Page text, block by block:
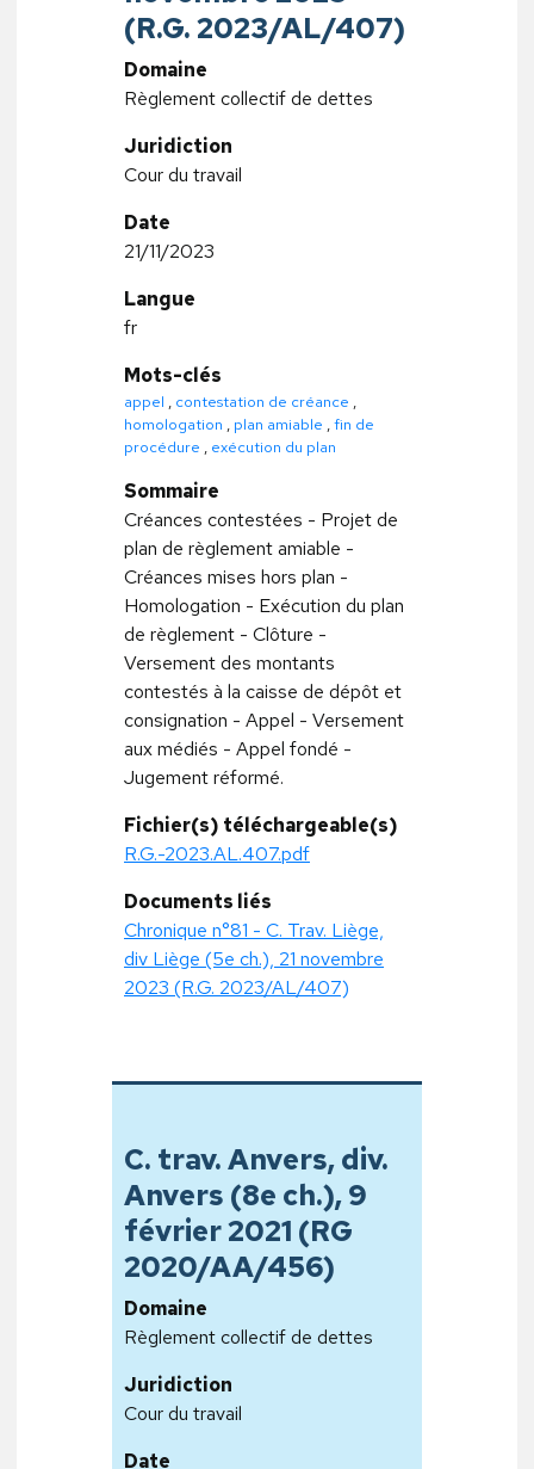
(R.G. 2023/AL/407)
Domaine
Règlement collectif de dettes
Juridiction
Cour du travail
Date
21/11/2023
Langue
fr
Mots-clés
appel , contestation de créance ,
homologation , plan amiable ,fin de
procédure , exécution du plan
Sommaire
Créances contestées - Projet de
plan de règlement amiable -
Créances mises hors plan -
Homologation - Exécution du plan
de règlement - Clôture -
Versement des montants
contestés à la caisse de dépôt et
consignation - Appel - Versement
aux médiés - Appel fondé -
Jugement réformé.
Fichier(s) téléchargeable(s)
R.G.-2023.AL.407.pdf
Documents liés
Chronique n°81 - C. Trav. Liège,
div Liège (5e ch.), 21 novembre
2023 (R.G. 2023/AL/407)
C. trav. Anvers, div.
Anvers (8e ch.), 9
février 2021 (RG
2020/AA/456)
Domaine
Règlement collectif de dettes
Juridiction
Cour du travail
Date